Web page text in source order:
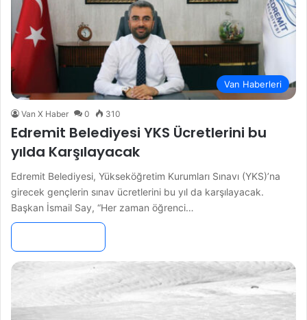
Van Haberleri
Van X Haber 0 310
Edremit Belediyesi YKS Ücretlerini bu
yılda Karşılayacak
Edremit Belediyesi, Yükseköğretim Kurumları Sınavı (YKS)’na
girecek gençlerin sınav ücretlerini bu yıl da karşılayacak.
Başkan İsmail Say, “Her zaman öğrenci…